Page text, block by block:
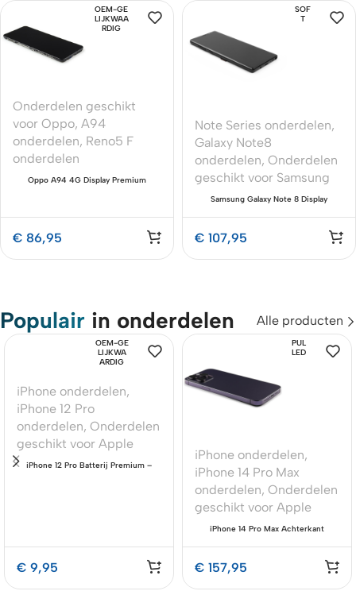
OEM-GE
LIJKWAA
RDIG
Onderdelen geschikt
voor Oppo, A94
onderdelen, Reno5 F
onderdelen
Oppo A94 4G Display Premium
€ 86,95
SOF
T
Note Series onderdelen,
Galaxy Note8
onderdelen, Onderdelen
geschikt voor Samsung
Samsung Galaxy Note 8 Display
Compleet
€ 107,95
Populair in onderdelen Alle producten
OEM-GE
LIJKWA
ARDIG
iPhone onderdelen,
iPhone 12 Pro
onderdelen, Onderdelen
geschikt voor Apple
iPhone 12 Pro Batterij Premium –
€ 9,95
PUL
LED
iPhone onderdelen,
iPhone 14 Pro Max
onderdelen, Onderdelen
geschikt voor Apple
iPhone 14 Pro Max Achterkant
€ 157,95